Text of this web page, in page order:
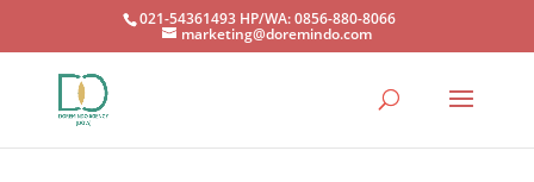
021-54361493 HP/WA: 0856-880-8066
marketing@doremindo.com